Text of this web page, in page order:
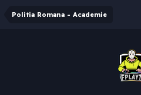
Politia Romana - Academie